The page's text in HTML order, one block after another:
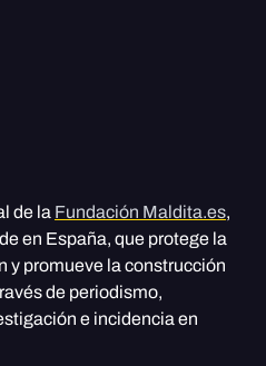
de la Fundación Maldita.es,
en España, que protege la
y promueve la construcción
de periodismo,
e incidencia en